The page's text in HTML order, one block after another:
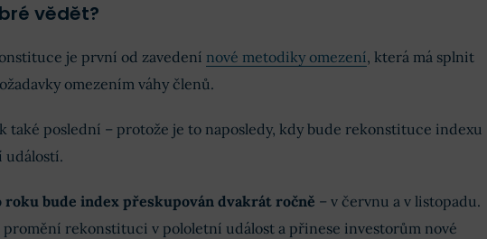
vědět?
je první od zavedení nové metodiky omezení, která má splnit
omezením váhy členů.
také poslední – protože je to naposledy, kdy bude rekonstituce indexu
událostí.
bude index přeskupován dvakrát ročně – v červnu a v listopadu.
promění rekonstituci v pololetní událost a přinese investorům nové